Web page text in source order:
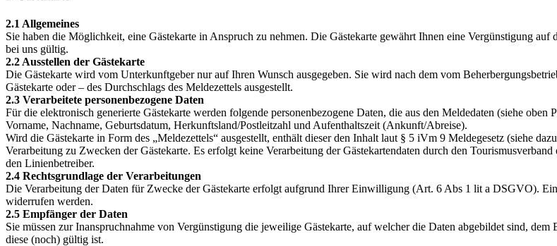
2.1 Allgemeines
Sie haben die Möglichkeit, eine Gästekarte in Anspruch zu nehmen. Die Gästekarte gewährt Ihnen eine Vergünstigung
bei uns gültig.
2.2 Ausstellen der Gästekarte
Die Gästekarte wird vom Unterkunftgeber nur auf Ihren Wunsch ausgegeben. Sie wird nach dem vom
Gästekarte oder – des Durchschlags des Meldezettels ausgestellt.
2.3 Verarbeitete personenbezogene Daten
Für die elektronisch generierte Gästekarte werden folgende personenbezogene Daten, die aus den Meldedaten (siehe oben
Vorname, Nachname, Geburtsdatum, Herkunftsland/Postleitzahl und Aufenthaltszeit (Ankunft/Abreise).
Wird die Gästekarte in Form des „Meldezettels“ ausgestellt, enthält dieser den Inhalt laut § 5 iVm 9 Meldegesetz (siehe
Verarbeitung zu Zwecken der Gästekarte. Es erfolgt keine Verarbeitung der Gästekartendaten durch den Tourismusverband
den Linienbetreiber.
2.4 Rechtsgrundlage der Verarbeitungen
Die Verarbeitung der Daten für Zwecke der Gästekarte erfolgt aufgrund Ihrer Einwilligung (Art. 6 Abs 1 lit a DSGVO).
widerrufen werden.
2.5 Empfänger der Daten
Sie müssen zur Inanspruchnahme von Vergünstigung die jeweilige Gästekarte, auf welcher die Daten abgebildet sind,
diese (noch) gültig ist.